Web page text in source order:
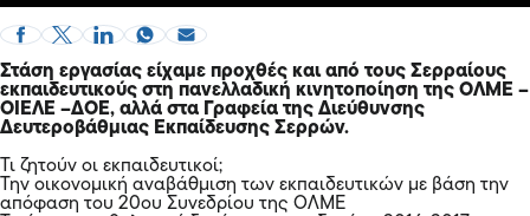
Στάση εργασίας είχαμε προχθές και από τους Σερραίους
εκπαιδευτικούς στη πανελλαδική κινητοποίηση της ΟΛΜΕ –
ΟΙΕΛΕ –ΔΟΕ, αλλά στα Γραφεία της Διεύθυνσης
Δευτεροβάθμιας Εκπαίδευσης Σερρών.
Τι ζητούν οι εκπαιδευτικοί;
Την οικονομική αναβάθμιση των εκπαιδευτικών με βάση την
απόφαση του 20ου Συνεδρίου της ΟΛΜΕ